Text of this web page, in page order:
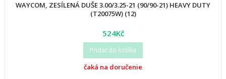
WAYCOM, ZESÍLENÁ DUŠE 3.00/3.25-21 (90/90-21) HEAVY DUTY
(T20075W) (12)
524Kč
Pridať do košíka
čaká na doručenie